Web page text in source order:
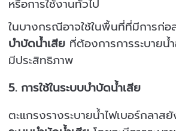
หรือการใช้งานทั่วไป
ในบางกรณีอาจใช้ในพื้นที่ที่มีการก่อ
บำบัดน้ำเสีย ที่ต้องการการระบายน้
มีประสิทธิภาพ
5. การใช้ในระบบบำบัดน้ำเสีย
ตะแกรงรางระบายน้ำไฟเบอร์กลาสยั